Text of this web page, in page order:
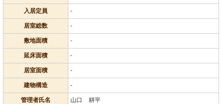
入居定員 -
居室総数 -
敷地面積 -
延床面積 -
居室面積 -
建物構造 -
管理者氏名 山口 耕平